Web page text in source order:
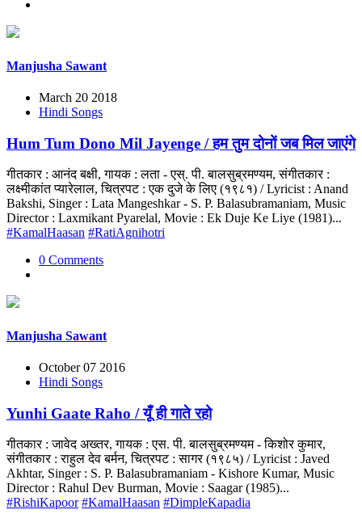
Manjusha Sawant
March 20 2018
Hindi Songs
Hum Tum Dono Mil Jayenge / हम तुम दोनों जब मिल जाएंगे
गीतकार : आनंद बक्षी, गायक : लता - एस्. पी. बालसुब्रमण्यम, संगीतकार :
लक्ष्मीकांत प्यारेलाल, चित्रपट : एक दुजे के लिए (१९८१) / Lyricist : Anand
Bakshi, Singer : Lata Mangeshkar - S. P. Balasubramaniam, Music
Director : Laxmikant Pyarelal, Movie : Ek Duje Ke Liye (1981)...
#KamalHaasan #RatiAgnihotri
0 Comments
Manjusha Sawant
October 07 2016
Hindi Songs
Yunhi Gaate Raho / यूँ ही गाते रहो
गीतकार : जावेद अख्तर, गायक : एस. पी. बालसुब्रमण्यम - किशोर कुमार,
संगीतकार : राहुल देव बर्मन, चित्रपट : सागर (१९८५) / Lyricist : Javed
Akhtar, Singer : S. P. Balasubramaniam - Kishore Kumar, Music
Director : Rahul Dev Burman, Movie : Saagar (1985)...
#RishiKapoor #KamalHaasan #DimpleKapadia